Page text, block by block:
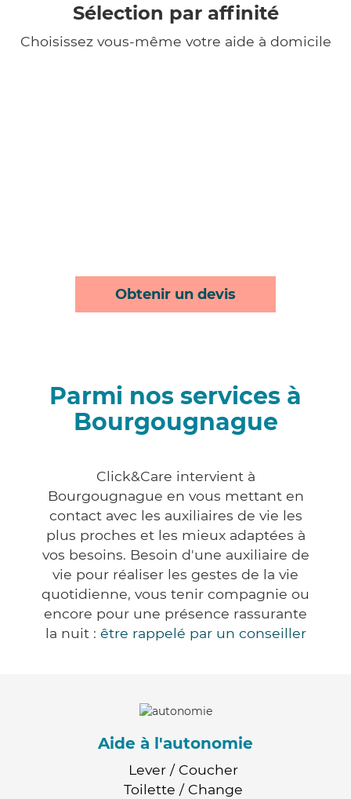
Sélection par affinité
Choisissez vous-même votre aide à domicile
Obtenir un devis
Parmi nos services à
Bourgougnague
Click&Care intervient à
Bourgougnague en vous mettant en
contact avec les auxiliaires de vie les
plus proches et les mieux adaptées à
vos besoins. Besoin d'une auxiliaire de
vie pour réaliser les gestes de la vie
quotidienne, vous tenir compagnie ou
encore pour une présence rassurante
la nuit : être rappelé par un conseiller
Aide à l'autonomie
Lever / Coucher
Toilette / Change